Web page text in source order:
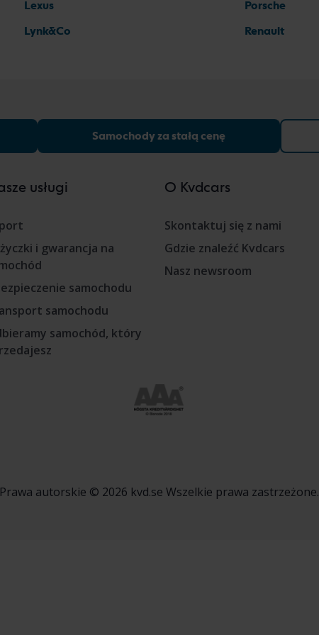
Lexus
Lynk&Co
Porsche
Renault
Samochody za stałą cenę
usługi
i gwarancja na
samochodu
samochodu
samochód, który
O Kvdcars
Skontaktuj się z nami
Gdzie znaleźć Kvdcars
Nasz newsroom
Prawa autorskie © 2026 kvd.se Wszelkie prawa zastrzeżone.